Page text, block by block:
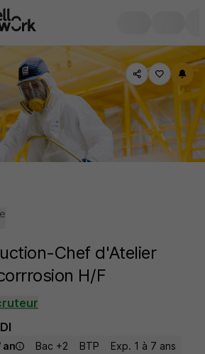
Chef d'Atelier
H/F
an Bac +2 BTP Exp. 1 à 7 ans